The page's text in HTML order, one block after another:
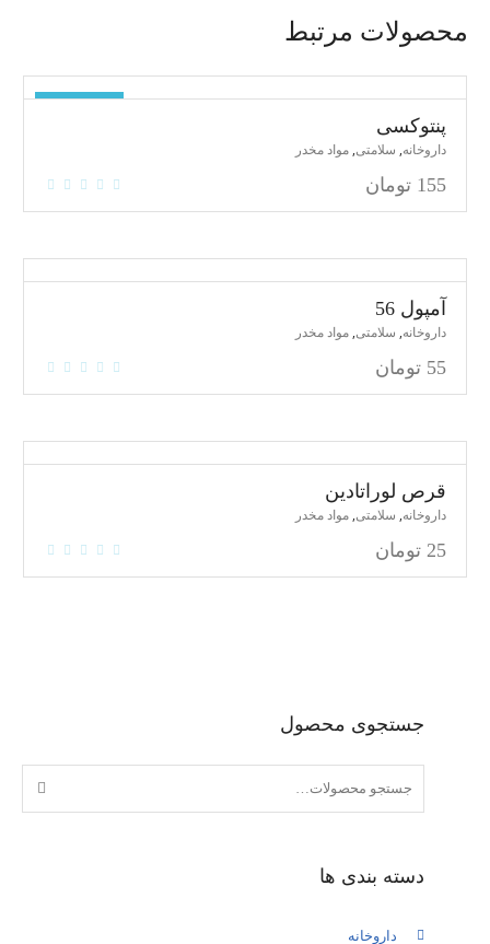
محصولات مرتبط
پنتوکسی
داروخانه, سلامتی,مواد مخدر
155 تومان
آمپول 56
داروخانه, سلامتی,مواد مخدر
55 تومان
قرص لوراتادین
داروخانه, سلامتی,مواد مخدر
25 تومان
جستجوی محصول
دسته بندی ها
داروخانه